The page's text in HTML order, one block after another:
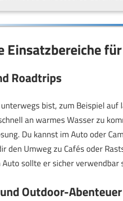
Einsatzbereiche
Roadtrips
bist, zum Beispiel
an warmes Wasser zu
Du kannst im Auto oder
den Umweg zu Cafés oder
sollte er sicher
Outdoor-Abenteuer